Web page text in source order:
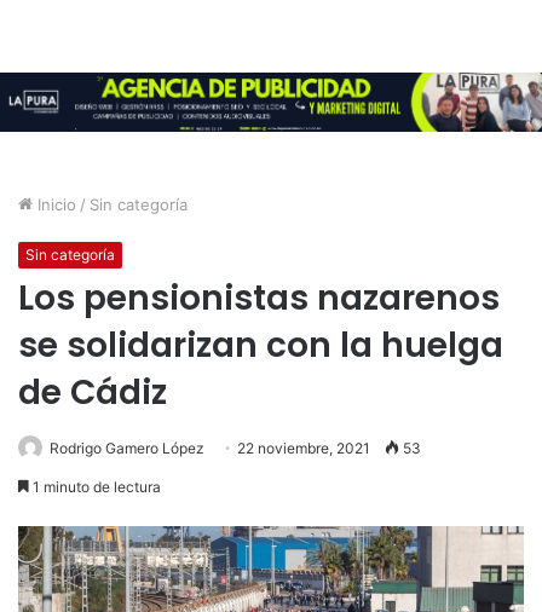
Inicio / Sin categoría
Sin categoría
Los pensionistas nazarenos
se solidarizan con la huelga
de Cádiz
Rodrigo Gamero López 22 noviembre, 2021 53
1 minuto de lectura